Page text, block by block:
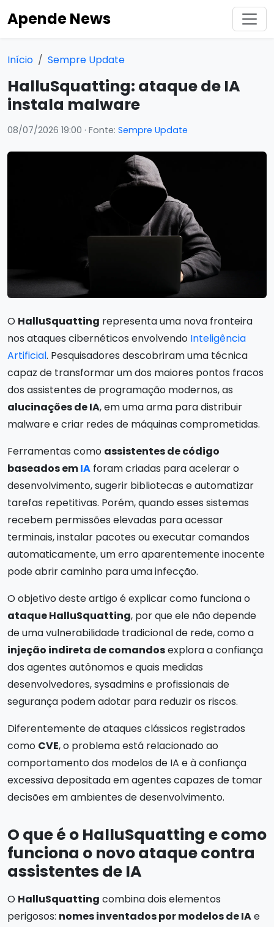
Apende News
Início Sempre Update
HalluSquatting: ataque de IA
instala malware
08/07/2026 19:00 · Fonte: Sempre Update
O HalluSquatting representa uma nova fronteira
nos ataques cibernéticos envolvendo Inteligência
Artificial. Pesquisadores descobriram uma técnica
capaz de transformar um dos maiores pontos fracos
dos assistentes de programação modernos, as
alucinações de IA, em uma arma para distribuir
malware e criar redes de máquinas comprometidas.
Ferramentas como assistentes de código
baseados emIA foram criadas para acelerar o
desenvolvimento, sugerir bibliotecas e automatizar
tarefas repetitivas. Porém, quando esses sistemas
recebem permissões elevadas para acessar
terminais, instalar pacotes ou executar comandos
automaticamente, um erro aparentemente inocente
pode abrir caminho para uma infecção.
O objetivo deste artigo é explicar como funciona o
ataque HalluSquatting, por que ele não depende
de uma vulnerabilidade tradicional de rede, como a
injeção indireta de comandosexplora a confiança
dos agentes autônomos e quais medidas
desenvolvedores, sysadmins e profissionais de
segurança podem adotar para reduzir os riscos.
Diferentemente de ataques clássicos registrados
como CVE, o problema está relacionado ao
comportamento dos modelos de IA e à confiança
excessiva depositada em agentes capazes de tomar
decisões em ambientes de desenvolvimento.
O que é o HalluSquatting e como
funciona o novo ataque contra
assistentes de IA
O HalluSquatting combina dois elementos
perigosos: nomes inventados por modelos de IAe